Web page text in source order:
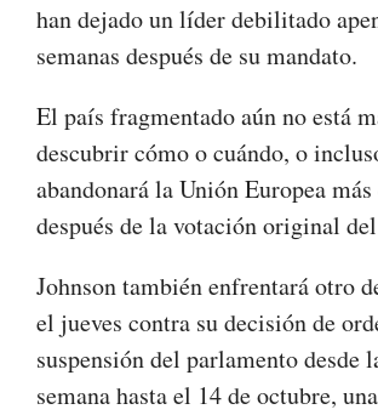
han dejado un líder debilitado
semanas después de su mandato.
El país fragmentado aún no está
descubrir cómo o cuándo, o
abandonará la Unión Europea más
después de la votación original
Johnson también enfrentará otro
el jueves contra su decisión de
suspensión del parlamento desde
semana hasta el 14 de octubre,